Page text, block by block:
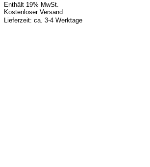
Enthält 19% MwSt.
Kostenloser Versand
Lieferzeit: ca. 3-4 Werktage